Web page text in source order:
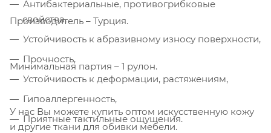
Антибактериальные, противогрибковые
свойства,
Устойчивость к абразивному износу поверхности,
Прочность,
Устойчивость к деформации, растяжениям,
Гипоаллергенность,
Приятные тактильные ощущения.
Производитель – Турция.
Минимальная партия – 1 рулон.
У нас Вы можете купить оптом искусственную кожу
и другие ткани для обивки мебели.
Политике. Подтвердите ваше согласие,
нажав кнопку "Принять".
Принять